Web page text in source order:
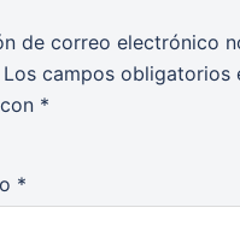
de correo electrónico
Los campos obligatorios
*
*